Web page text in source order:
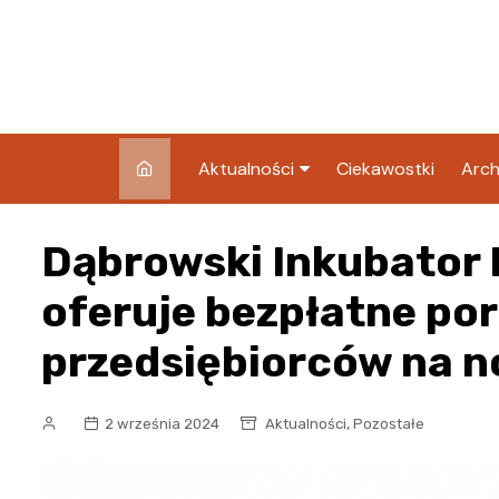
Aktualności
Blog
Ciekawostki
Dąbrowski Inkubator
oferuje bezpłatne
przedsiębiorców na
2 września 2024 Aktualności, Pozostałe